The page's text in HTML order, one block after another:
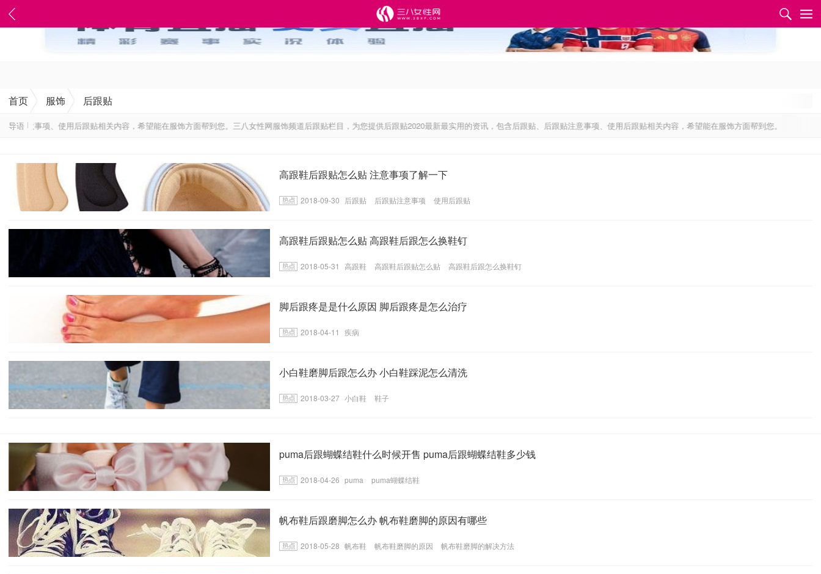
✕
首页 服饰 后跟贴
导语项、使用后跟贴相关内容，希望能在服饰方面帮到您。三八女性网服饰频道后跟贴栏目，为您提供后跟贴2020最新最实用的资讯，包含后跟贴、后跟贴注意事项、使用后跟贴相关内容，希望能在服饰方面帮到您。
高跟鞋后跟贴怎么贴 注意事项了解一下
2018-09-30 后跟贴 后跟贴注意事项 使用后跟贴
高跟鞋后跟贴怎么贴 高跟鞋后跟怎么换鞋钉
2018-05-31 高跟鞋 高跟鞋后跟贴怎么贴 高跟鞋后跟怎么换鞋钉
脚后跟疼是是什么原因 脚后跟疼是怎么治疗
2018-04-11 疾病
小白鞋磨脚后跟怎么办 小白鞋踩泥怎么清洗
2018-03-27 小白鞋 鞋子
puma后跟蝴蝶结鞋什么时候开售 puma后跟蝴蝶结鞋多少钱
2018-04-26 puma puma蝴蝶结鞋
帆布鞋后跟磨脚怎么办 帆布鞋磨脚的原因有哪些
2018-05-28 帆布鞋 帆布鞋磨脚的原因 帆布鞋磨脚的解决方法